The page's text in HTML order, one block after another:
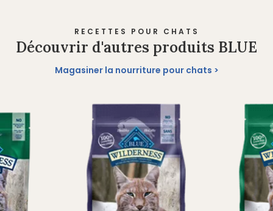
RECETTES POUR CHATS
Découvrir d'autres produits BLUE
Magasiner la nourriture pour chats